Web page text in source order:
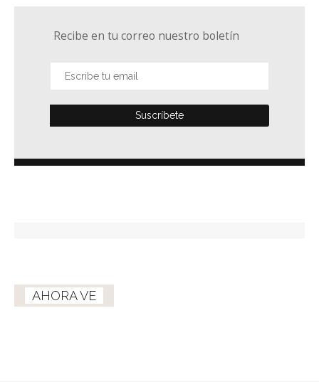
Recibe en tu correo nuestro boletín
AHORA VE